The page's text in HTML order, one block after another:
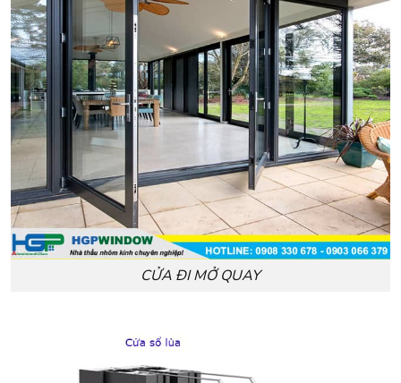
CỬA ĐI MỞ QUAY